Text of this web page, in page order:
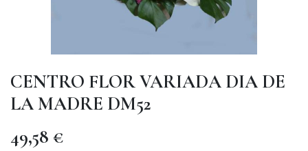
CENTRO FLOR VARIADA DIA DE
LA MADRE DM52
49,58 €